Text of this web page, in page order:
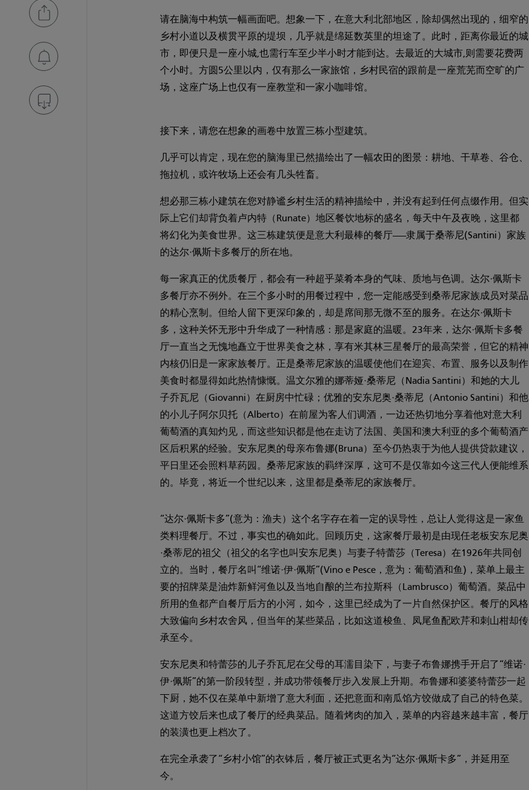
请在脑海中构筑一幅画面吧。想象一下，在意大利北部地区，除却偶然出现的，细窄的
乡村小道以及横贯平原的堤坝，几乎就是绵延数英里的坦途了。此时，距离你最近的城
市，即便只是一座小城,也需行车至少半小时才能到达。去最近的大城市,则需要花费两
个小时。方圆5公里以内，仅有那么一家旅馆，乡村民宿的跟前是一座荒芜而空旷的广
场，这座广场上也仅有一座教堂和一家小咖啡馆。
接下来，请您在想象的画卷中放置三栋小型建筑。
几乎可以肯定，现在您的脑海里已然描绘出了一幅农田的图景：耕地、干草卷、谷仓、
拖拉机，或许牧场上还会有几头牲畜。
想必那三栋小建筑在您对静谧乡村生活的精神描绘中，并没有起到任何点缀作用。但实
际上它们却背负着卢内特（Runate）地区餐饮地标的盛名，每天中午及夜晚，这里都
将幻化为美食世界。这三栋建筑便是意大利最棒的餐厅——隶属于桑蒂尼(Santini）家族
的达尔·佩斯卡多餐厅的所在地。
每一家真正的优质餐厅，都会有一种超乎菜肴本身的气味、质地与色调。达尔·佩斯卡
多餐厅亦不例外。在三个多小时的用餐过程中，您一定能感受到桑蒂尼家族成员对菜品
的精心烹制。但给人留下更深印象的，却是席间那无微不至的服务。在达尔·佩斯卡
多，这种关怀无形中升华成了一种情感：那是家庭的温暖。23年来，达尔·佩斯卡多餐
厅一直当之无愧地矗立于世界美食之林，享有米其林三星餐厅的最高荣誉，但它的精神
内核仍旧是一家家族餐厅。正是桑蒂尼家族的温暖使他们在迎宾、布置、服务以及制作
美食时都显得如此热情慷慨。温文尔雅的娜蒂娅·桑蒂尼（Nadia Santini）和她的大儿
子乔瓦尼（Giovanni）在厨房中忙碌；优雅的安东尼奥·桑蒂尼（Antonio Santini）和他
的小儿子阿尔贝托（Alberto）在前屋为客人们调酒，一边还热切地分享着他对意大利
葡萄酒的真知灼见，而这些知识都是他在走访了法国、美国和澳大利亚的多个葡萄酒产
区后积累的经验。安东尼奥的母亲布鲁娜(Bruna）至今仍热衷于为他人提供贷款建议，
平日里还会照料草药园。桑蒂尼家族的羁绊深厚，这可不是仅靠如今这三代人便能维系
的。毕竟，将近一个世纪以来，这里都是桑蒂尼的家族餐厅。
“达尔·佩斯卡多”(意为：渔夫）这个名字存在着一定的误导性，总让人觉得这是一家鱼
类料理餐厅。不过，事实也的确如此。回顾历史，这家餐厅最初是由现任老板安东尼奥
·桑蒂尼的祖父（祖父的名字也叫安东尼奥）与妻子特蕾莎（Teresa）在1926年共同创
立的。当时，餐厅名叫“维诺·伊·佩斯”(Vino e Pesce，意为：葡萄酒和鱼)，菜单上最主
要的招牌菜是油炸新鲜河鱼以及当地自酿的兰布拉斯科（Lambrusco）葡萄酒。菜品中
所用的鱼都产自餐厅后方的小河，如今，这里已经成为了一片自然保护区。餐厅的风格
大致偏向乡村农舍风，但当年的某些菜品，比如这道梭鱼、凤尾鱼配欧芹和刺山柑却传
承至今。
安东尼奥和特蕾莎的儿子乔瓦尼在父母的耳濡目染下，与妻子布鲁娜携手开启了“维诺·
伊·佩斯”的第一阶段转型，并成功带领餐厅步入发展上升期。布鲁娜和婆婆特蕾莎一起
下厨，她不仅在菜单中新增了意大利面，还把意面和南瓜馅方饺做成了自己的特色菜。
这道方饺后来也成了餐厅的经典菜品。随着烤肉的加入，菜单的内容越来越丰富，餐厅
的装潢也更上档次了。
在完全承袭了“乡村小馆”的衣钵后，餐厅被正式更名为“达尔·佩斯卡多”，并延用至
今。